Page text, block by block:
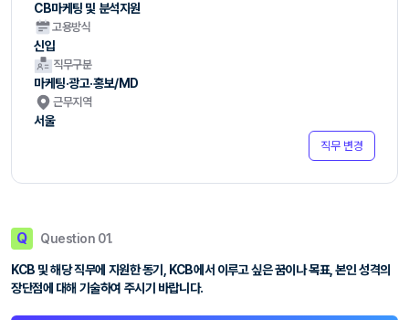
CB마케팅 및 분석지원
고용방식
신입
직무구분
마케팅·광고·홍보/MD
근무지역
서울
직무 변경
Q Question 01.
KCB 및 해당 직무에 지원한 동기, KCB에서 이루고 싶은 꿈이나 목표, 본인 성격의
장단점에 대해 기술하여 주시기 바랍니다.